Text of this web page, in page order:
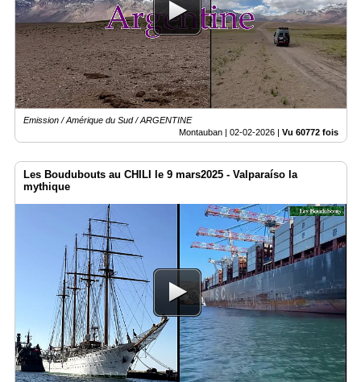
Emission / Amérique du Sud / ARGENTINE
Montauban | 02-02-2026 | Vu 60772 fois
Les Boudubouts au CHILI le 9 mars2025 - Valparaíso la
mythique